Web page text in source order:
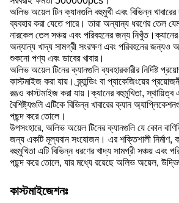
অলিভ অয়েল টিন ক্যানগুলি বহুমুখী এবং বিভিন্ন
ব্যবহার করা যেতে পারে। তারা অন্যান্য ধরণের তেল
নারকেল তেল সঞ্চয় এবং পরিবহনের জন্য নিখুঁত।ক্যানের
অন্যান্য খাদ্য সামগ্রী সংরক্ষণ এবং পরিবহনের জন্যও
শুকনো পণ্য এবং ডাবের খাবার।
অলিভ অয়েল টিনের ক্যানগুলি ব্যবহারকারীর নির্দিষ্ট
কাস্টমাইজ করা যায়। ব্র্যান্ডিং বা প্যাকেজিংয়ের
রঙও কাস্টমাইজ করা যায়।ক্যানের বহুমুখিতা,
বৈশিষ্ট্যগুলি এটিকে বিভিন্ন খাবারের ক্যান
পছন্দ করে তোলে।
উপসংহারে, অলিভ অয়েল টিনের ক্যানগুলি যে কোন
জন্য একটি মূল্যবান সংযোজন। এর শক্তিশালী নির্মাণ,
বহুমুখিতা এটি বিভিন্ন ধরণের খাদ্য সামগ্রী সঞ্চয় এবং
পছন্দ করে তোলে, যার মধ্যে রয়েছে অলিভ অয়েল,
কাস্টমাইজেশনঃ